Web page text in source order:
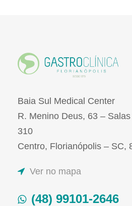
Baia Sul Medical Center
R. Menino Deus, 63 –
310
Centro, Florianópolis – SC,
Ver no mapa
(48) 99101-2646